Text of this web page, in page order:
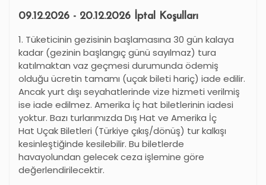
09.12.2026 - 20.12.2026 İptal Koşulları
1. Tüketicinin gezisinin başlamasına 30 gün kalaya
kadar (gezinin başlangıç günü sayılmaz) tura
katılmaktan vaz geçmesi durumunda ödemiş
olduğu ücretin tamamı (uçak bileti hariç) iade edilir.
Ancak yurt dışı seyahatlerinde vize hizmeti verilmiş
ise iade edilmez. Amerika İç hat biletlerinin iadesi
yoktur. Bazı turlarımızda Dış Hat ve Amerika İç
Hat Uçak Biletleri (Türkiye çıkış/dönüş) tur kalkışı
kesinleştiğinde kesilebilir. Bu biletlerde
havayolundan gelecek ceza işlemine göre
değerlendirilecektir.